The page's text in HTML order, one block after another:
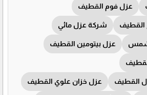
عزل فوم القطيف
شركة عزل مائي
عزل بيتومين القطيف
القطيف عزل خزان علوي القطيف